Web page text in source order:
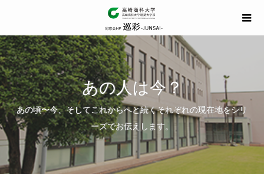
あの人は今？
あの頃〜今、そしてこれからへと続くそれぞれの現在地をシリ
ーズでお伝えします。